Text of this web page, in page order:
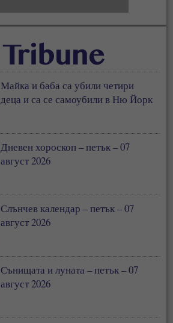
Майка и баба са убили четири
деца и са се самоубили в Ню Йорк
Дневен хороскоп – петък – 07
август 2026
Слънчев календар – петък – 07
август 2026
Сънищата и луната – петък – 07
август 2026